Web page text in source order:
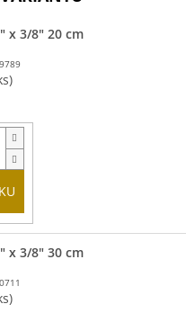
x 3/8" 20 cm
x 3/8" 30 cm